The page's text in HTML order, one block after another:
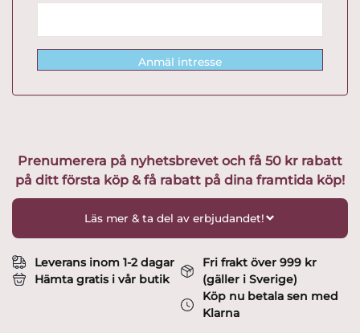
Anmäl intresse
Prenumerera på nyhetsbrevet och få 50 kr rabatt
på ditt första köp & få rabatt på dina framtida köp!
Läs mer & ta del av erbjudandet!
Leverans inom 1-2 dagar
Hämta gratis i vår butik
Fri frakt över 999 kr
(gäller i Sverige)
Köp nu betala sen med
Klarna